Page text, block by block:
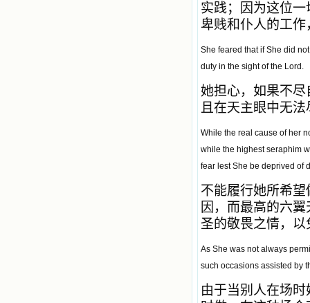
实践；因为这位
卑贱和仆人的工
She feared that if She did
duty in the sight of the Lord.
她担心，如果不
且在天主眼中无
While the real cause of her
while the highest seraphim
fear lest She be deprived of
不能履行她所希
因，而最高的六
圣的敬畏之情，
As She was not always
such occasions assisted by
由于当别人在场